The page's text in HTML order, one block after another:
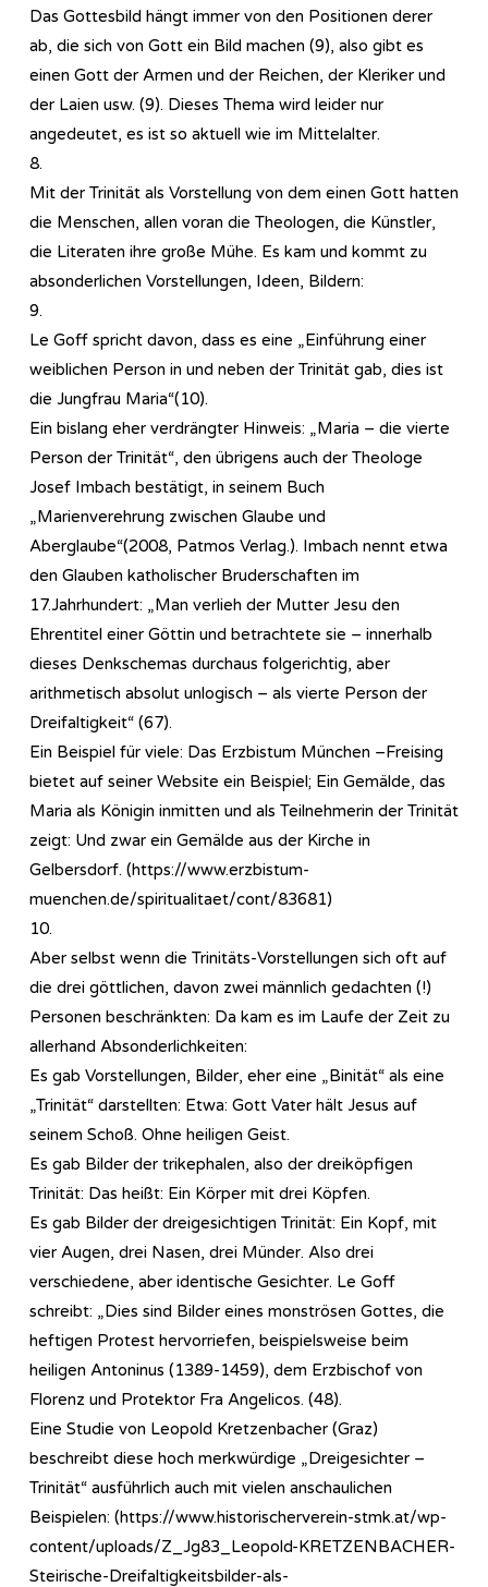
Das Gottesbild hängt immer von den Positionen derer
ab, die sich von Gott ein Bild machen (9), also gibt es
einen Gott der Armen und der Reichen, der Kleriker und
der Laien usw. (9). Dieses Thema wird leider nur
angedeutet, es ist so aktuell wie im Mittelalter.
8.
Mit der Trinität als Vorstellung von dem einen Gott hatten
die Menschen, allen voran die Theologen, die Künstler,
die Literaten ihre große Mühe. Es kam und kommt zu
absonderlichen Vorstellungen, Ideen, Bildern:
9.
Le Goff spricht davon, dass es eine „Einführung einer
weiblichen Person in und neben der Trinität gab, dies ist
die Jungfrau Maria“(10).
Ein bislang eher verdrängter Hinweis: „Maria – die vierte
Person der Trinität“, den übrigens auch der Theologe
Josef Imbach bestätigt, in seinem Buch
„Marienverehrung zwischen Glaube und
Aberglaube“(2008, Patmos Verlag.). Imbach nennt etwa
den Glauben katholischer Bruderschaften im
17.Jahrhundert: „Man verlieh der Mutter Jesu den
Ehrentitel einer Göttin und betrachtete sie – innerhalb
dieses Denkschemas durchaus folgerichtig, aber
arithmetisch absolut unlogisch – als vierte Person der
Dreifaltigkeit“ (67).
Ein Beispiel für viele: Das Erzbistum München –Freising
bietet auf seiner Website ein Beispiel; Ein Gemälde, das
Maria als Königin inmitten und als Teilnehmerin der Trinität
zeigt: Und zwar ein Gemälde aus der Kirche in
Gelbersdorf. (https://www.erzbistum-
muenchen.de/spiritualitaet/cont/83681)
10.
Aber selbst wenn die Trinitäts-Vorstellungen sich oft auf
die drei göttlichen, davon zwei männlich gedachten (!)
Personen beschränkten: Da kam es im Laufe der Zeit zu
allerhand Absonderlichkeiten:
Es gab Vorstellungen, Bilder, eher eine „Binität“ als eine
„Trinität“ darstellten: Etwa: Gott Vater hält Jesus auf
seinem Schoß. Ohne heiligen Geist.
Es gab Bilder der trikephalen, also der dreiköpfigen
Trinität: Das heißt: Ein Körper mit drei Köpfen.
Es gab Bilder der dreigesichtigen Trinität: Ein Kopf, mit
vier Augen, drei Nasen, drei Münder. Also drei
verschiedene, aber identische Gesichter. Le Goff
schreibt: „Dies sind Bilder eines monströsen Gottes, die
heftigen Protest hervorriefen, beispielsweise beim
heiligen Antoninus (1389-1459), dem Erzbischof von
Florenz und Protektor Fra Angelicos. (48).
Eine Studie von Leopold Kretzenbacher (Graz)
beschreibt diese hoch merkwürdige „Dreigesichter –
Trinität“ ausführlich auch mit vielen anschaulichen
Beispielen: (https://www.historischerverein-stmk.at/wp-
content/uploads/Z_Jg83_Leopold-KRETZENBACHER-
Steirische-Dreifaltigkeitsbilder-als-